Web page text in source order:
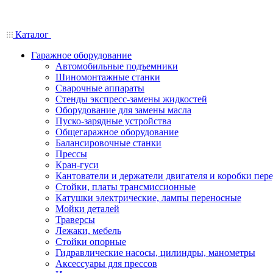
Каталог
Гаражное оборудование
Автомобильные подъемники
Шиномонтажные станки
Сварочные аппараты
Стенды экспресс-замены жидкостей
Оборудование для замены масла
Пуско-зарядные устройства
Общегаражное оборудование
Балансировочные станки
Прессы
Кран-гуси
Кантователи и держатели двигателя и коробки
Стойки, платы трансмиссионные
Катушки электрические, лампы переносные
Мойки деталей
Траверсы
Лежаки, мебель
Стойки опорные
Гидравлические насосы, цилиндры, манометры
Аксессуары для прессов